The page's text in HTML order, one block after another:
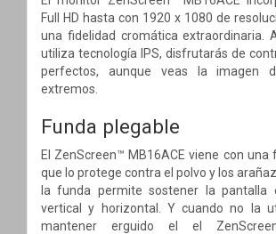
Full HD hasta con 1920 x 1080 de
una fidelidad cromática extraordinaria.
utiliza tecnología IPS, disfrutarás de
perfectos, aunque veas la imagen
extremos.
Funda plegable
El ZenScreen™ MB16ACE viene con una
que lo protege contra el polvo y los
la funda permite sostener la pantalla
vertical y horizontal. Y cuando no la
mantener erguido el el